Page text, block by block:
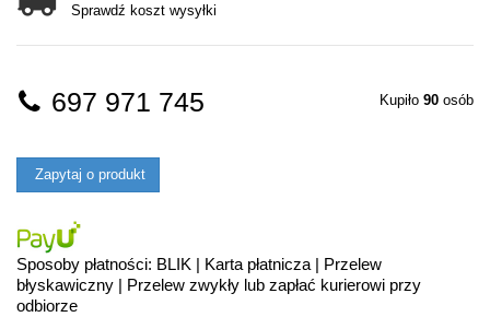
Sprawdź koszt wysyłki
Kupiło 90 osób
697 971 745
Zapytaj o produkt
Sposoby płatności: BLIK | Karta płatnicza | Przelew
błyskawiczny | Przelew zwykły lub zapłać kurierowi przy
odbiorze